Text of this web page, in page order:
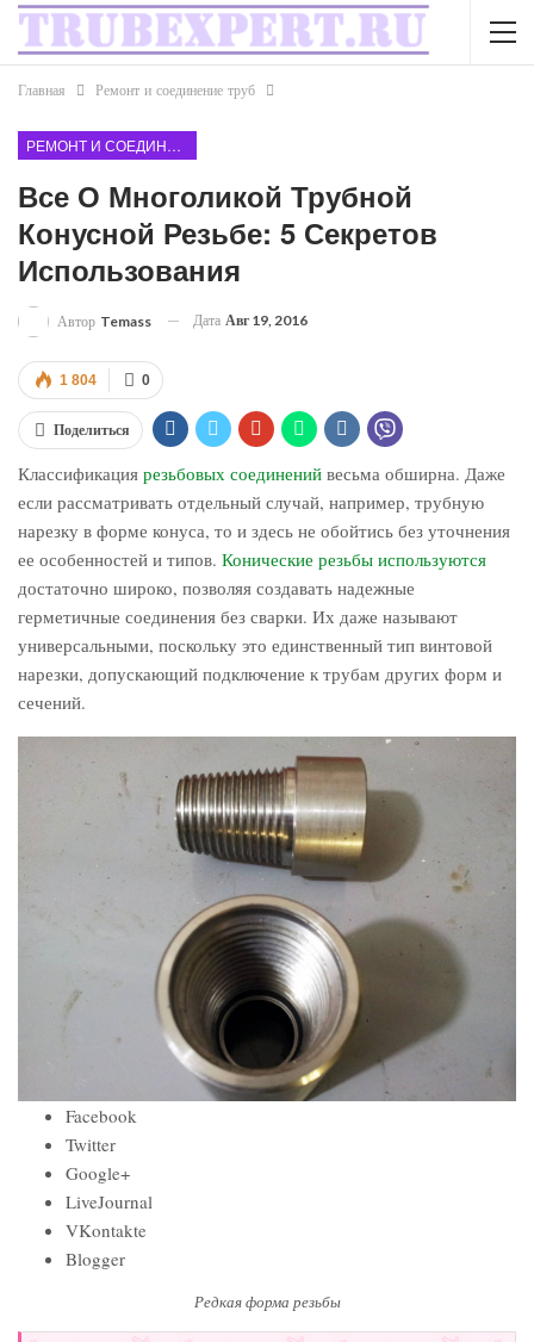
Главная Ремонт и соединение труб
РЕМОНТ И СОЕДИНЕНИЕ ТРУБ
Все О Многоликой Трубной
Конусной Резьбе: 5 Секретов
Использования
Автор Temass Дата Авг 19, 2016
0
1 804
Поделиться
Классификация резьбовых соединений весьма обширна. Даже
если рассматривать отдельный случай, например, трубную
нарезку в форме конуса, то и здесь не обойтись без уточнения
ее особенностей и типов. Конические резьбы используются
достаточно широко, позволяя создавать надежные
герметичные соединения без сварки. Их даже называют
универсальными, поскольку это единственный тип винтовой
нарезки, допускающий подключение к трубам других форм и
сечений.
Facebook
Twitter
Google+
LiveJournal
VKontakte
Blogger
Редкая форма резьбы